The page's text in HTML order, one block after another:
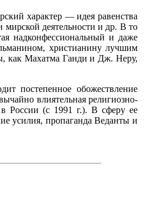
характер — идея равенства
мирской деятельности и др. В то
надконфессиональный и даже
христианину лучшим
как Махатма Ганди и Дж. Неру,
постепенное обожествление
влиятельная религиозно-
России (с 1991 г.). В сферу ее
усилия, пропаганда Веданты и